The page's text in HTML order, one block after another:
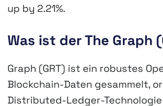
up by 2.21%.
Was ist der The Graph
Graph (GRT) ist ein robustes
Blockchain-Daten gesammelt,
Distributed-Ledger-